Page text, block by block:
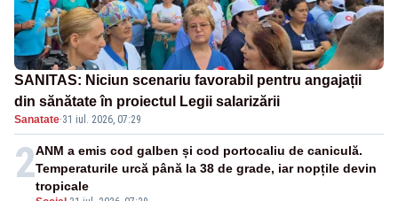
SANITAS: Niciun scenariu favorabil pentru angajații
din sănătate în proiectul Legii salarizării
Sanatate·31 iul. 2026, 07:29
2ANM a emis cod galben și cod portocaliu de caniculă.
Temperaturile urcă până la 38 de grade, iar nopțile devin
tropicale